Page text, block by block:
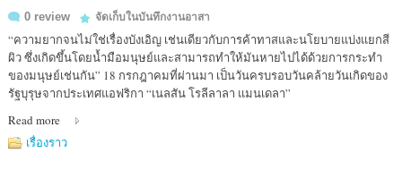
0 review
จัดเก็บในบันทึกงานอาสา
“ความยากจนไม่ใช่เรื่องบังเอิญ เช่นเดียวกับการค้าทาสและนโยบายแบ่งแยกสี
ผิว ซึ่งเกิดขึ้นโดยน้ำมือมนุษย์และสามารถทำให้มันหายไปได้ด้วยการกระทำ
ของมนุษย์เช่นกัน” 18 กรกฎาคมที่ผ่านมา เป็นวันครบรอบวันคล้ายวันเกิดของ
รัฐบุรุษจากประเทศแอฟริกา “เนลสัน โรลีลาลา แมนเดลา”
Read more
เรื่องราว